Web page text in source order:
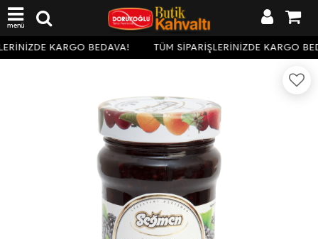
menü
KARGO BEDAVA! TÜM SİPARİŞLERİNİZDE KARGO